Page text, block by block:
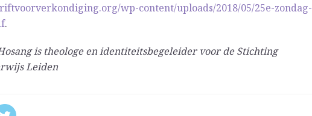
wp-content/uploads/2018/05/25e-
.
is theologe en identiteitsbegeleider voor de Stichting
Leiden